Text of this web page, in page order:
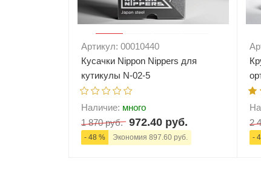
Артикул: 00010440
Кусачки Nippon Nippers для
кутикулы N-02-5
Наличие: много
1 870 руб. 972.40 руб.
- 48 % Экономия 897.60 руб.
2
-